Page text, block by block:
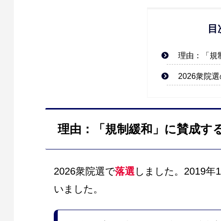
目
理由：「規
2026衆院
理由：「規制緩和」に賛成す
2026衆院選で落選 しました。2019年
いました。